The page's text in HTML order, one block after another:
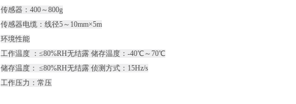
传感器：400～800g
传感器电缆：线径5～10mm×5m
环境性能
工作温度 ：≤80%RH无结露 储存温度：-40℃～70℃
储存温度： ≤80%RH无结露 侦测方式：15Hz/s
工作压力：常压